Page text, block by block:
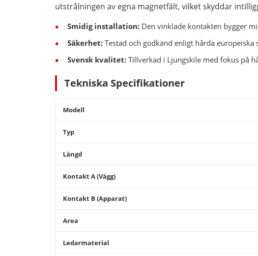
utstrålningen av egna magnetfält, vilket skyddar
Smidig installation: Den vinklade kontakten bygger
Säkerhet: Testad och godkänd enligt hårda
Svensk kvalitet: Tillverkad i Ljungskile med fokus på
Tekniska Specifikationer
Modell
Typ
Längd
Kontakt A (Vägg)
Kontakt B (Apparat)
Area
Ledarmaterial